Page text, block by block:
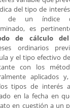
del tipo de
de un índice
es
de cálculo
ordinarios
y el tipo efectivo
con los
aplicados
tipos de interés
en la fecha en
en cuestión a un